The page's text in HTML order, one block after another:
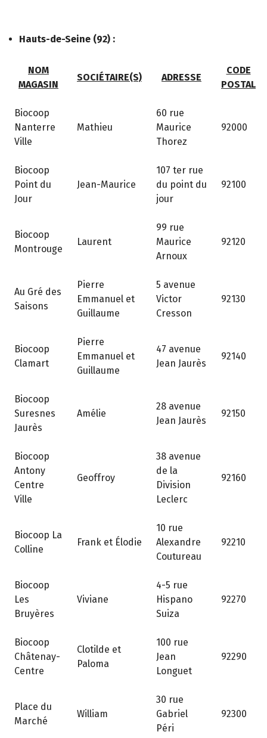
Hauts-de-Seine (92) :
NOM
MAGASIN
SOCIÉTAIRE(S) ADRESSE
CODE
POSTAL
Biocoop
Nanterre
Ville
Mathieu
60 rue
Maurice
Thorez
92000
Biocoop
Point du
Jour
Jean-Maurice
107 ter rue
du point du
jour
92100
Biocoop
Montrouge
Laurent
99 rue
Maurice
Arnoux
92120
Au Gré des
Saisons
Pierre
Emmanuel et
Guillaume
5 avenue
Victor
Cresson
92130
Biocoop
Clamart
Pierre
Emmanuel et
Guillaume
47 avenue
Jean Jaurès
92140
Biocoop
Suresnes
Jaurès
Amélie
28 avenue
Jean Jaurès
92150
Biocoop
Antony
Centre
Ville
Geoffroy
38 avenue
de la
Division
Leclerc
92160
Biocoop La
Colline
Frank et Élodie
10 rue
Alexandre
Coutureau
92210
Biocoop
Les
Bruyères
Viviane
4-5 rue
Hispano
Suiza
92270
Biocoop
Châtenay-
Centre
Clotilde et
Paloma
100 rue
Jean
Longuet
92290
Place du
Marché
William
30 rue
Gabriel
Péri
92300